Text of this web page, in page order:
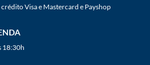
Visa e Mastercard e Payshop
18:30h